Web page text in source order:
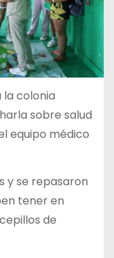
la colonia
sobre salud
equipo médico
y se repasaron
tener en
de